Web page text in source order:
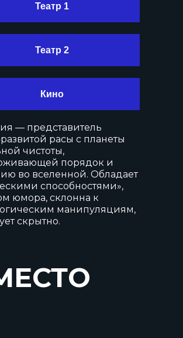
Театр 1
Кино
— представитель
расы с планеты
чистоты,
порядок и
во вселенной. Обладает
способностями»,
юмора, склонна к
манипуляциям,
скрытно.
Театр 2